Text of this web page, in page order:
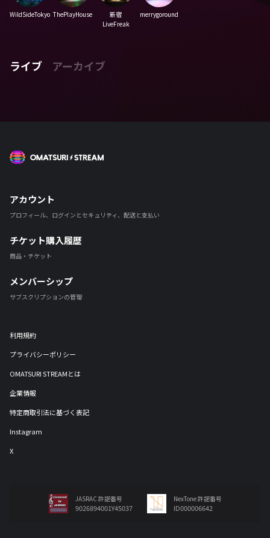
WildSideTokyo ThePlayHouse
新宿
LiveFreak
merrygoround
ライブ アーカイブ
アカウント
プロフィール、ログインとセキュリティ、配送と支払い
チケット購入履歴
商品・チケット
メンバーシップ
サブスクリプションの管理
利用規約
プライバシーポリシー
OMATSURI STREAMとは
企業情報
特定商取引法に基づく表記
Instagram
X
JASRAC 許諾番号
9026894001Y45037
NexTone 許諾番号
ID000006642